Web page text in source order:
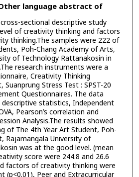
language abstract of
sectional descriptive study
of creativity thinking and factors
thinking.The samples were 222 of
Poh-Chang Academy of Arts,
of Technology Rattanakosin in
research instruments were a
Creativity Thinking
Stress Test : SPST-20
Questionnaires. The data
descriptive statistics, Independent
Pearson’s correlation and
Analysis.The results showed
of The 4th Year Art Student, Poh-
Rajamangala University of
was at the good level. (mean
score were 244.8 and 26.6
factors of creativity thinking were
(p<0.01), Peer and Extracurricular